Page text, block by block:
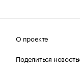
О проекте
Поделиться